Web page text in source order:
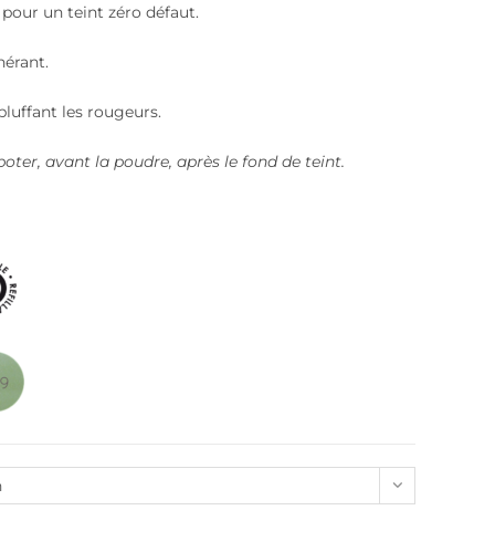
un teint zéro défaut.
les rougeurs.
avant la poudre, après le fond de teint.